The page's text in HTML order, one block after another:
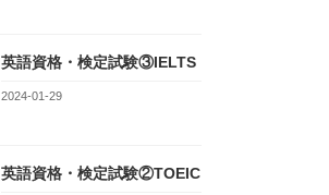
英語資格・検定試験③IELTS
2024-01-29
英語資格・検定試験②TOEIC